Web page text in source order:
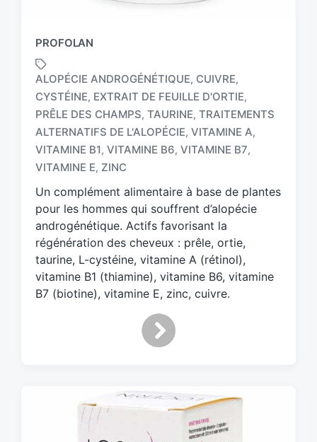
PROFOLAN
a
g
g
d
w
i
t
h
ALOPÉCIE ANDROGÉNÉTIQUE, CUIVRE,
CYSTÉINE, EXTRAIT DE FEUILLE D'ORTIE,
PRÊLE DES CHAMPS, TAURINE, TRAITEMENTS
ALTERNATIFS DE L'ALOPÉCIE, VITAMINE A,
VITAMINE B1, VITAMINE B6, VITAMINE B7,
VITAMINE E, ZINC
Un complément alimentaire à base de plantes
pour les hommes qui souffrent d’alopécie
androgénétique. Actifs favorisant la
régénération des cheveux : prêle, ortie,
taurine, L-cystéine, vitamine A (rétinol),
vitamine B1 (thiamine), vitamine B6, vitamine
B7 (biotine), vitamine E, zinc, cuivre.